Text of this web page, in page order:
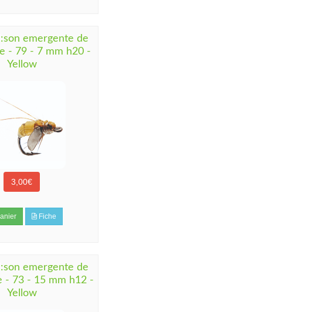
emergente de
- 79 - 7 mm h20 -
Yellow
3,00€
Fiche
emergente de
- 73 - 15 mm h12 -
Yellow